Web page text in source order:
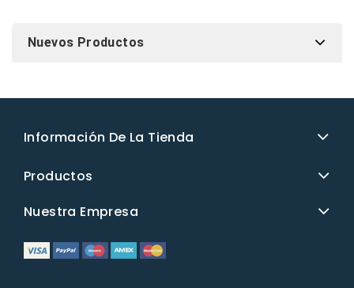
Nuevos Productos
Información De La Tienda
Productos
Nuestra Empresa